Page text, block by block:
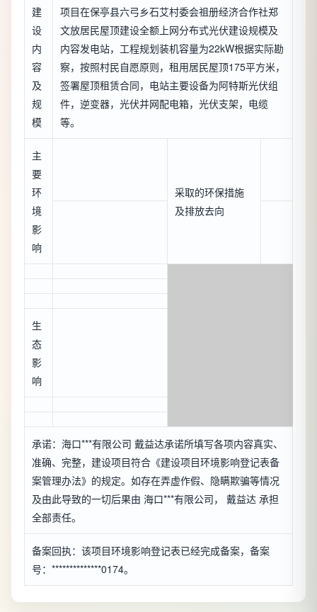
建
设
内
容
及
规
模
项目在保亭县六弓乡石艾村委会祖册经济合作社郑
文放居民屋顶建设全额上网分布式光伏建设规模及
内容发电站，工程规划装机容量为22kW根据实际勘
察，按照村民自愿原则，租用居民屋顶175平方米，
签署屋顶租赁合同，电站主要设备为阿特斯光伏组
件，逆变器，光伏并网配电箱，光伏支架，电缆
等。
主
要
环
境
影
响
采取的环保措施
及排放去向
生
态
影
响
承诺：海口***有限公司 戴益达承诺所填写各项内容真实、
准确、完整，建设项目符合《建设项目环境影响登记表备
案管理办法》的规定。如存在弄虚作假、隐瞒欺骗等情况
及由此导致的一切后果由 海口***有限公司， 戴益达 承担
全部责任。
备案回执：该项目环境影响登记表已经完成备案，备案
号：**************0174。